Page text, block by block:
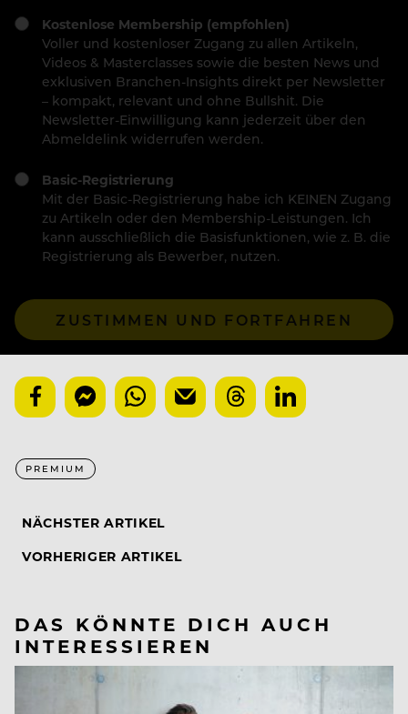
Kostenlose Membership (empfohlen)
Voller und kostenloser Zugang zu allen Artikeln,
Videos & Masterclasses sowie die besten News und
exklusiven Branchen-Insights direkt per Newsletter
– kompakt, relevant und ohne Bullshit. Die
Newsletter-Einwilligung kann jederzeit über den
Abmeldelink widerrufen werden.
Basic-Registrierung
Mit der Basic-Registrierung habe ich KEINEN Zugang
zu Artikeln oder den Membership-Leistungen. Ich
kann ausschließlich die Basisfunktionen, wie z. B. die
Registrierung als Bewerber, nutzen.
ZUSTIMMEN UND FORTFAHREN
PREMIUM
NÄCHSTER ARTIKEL
VORHERIGER ARTIKEL
DAS KÖNNTE DICH AUCH
INTERESSIEREN